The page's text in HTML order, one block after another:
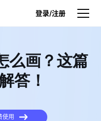
登录/注册
么画？这篇
答！
使用